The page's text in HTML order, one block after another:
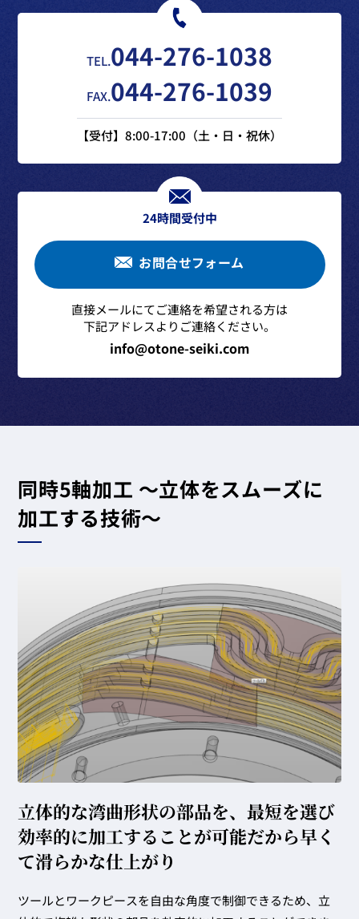
TEL.044-276-1038
FAX.044-276-1039
【受付】8:00-17:00（土・日・祝休）
24時間受付中
お問合せフォーム
直接メールにてご連絡を希望される方は
下記アドレスよりご連絡ください。
info@otone-seiki.com
同時5軸加工 ～立体をスムーズに
加工する技術～
立体的な湾曲形状の部品を、最短を選び
効率的に加工することが可能だから早く
て滑らかな仕上がり
ツールとワークピースを自由な角度で制御できるため、立